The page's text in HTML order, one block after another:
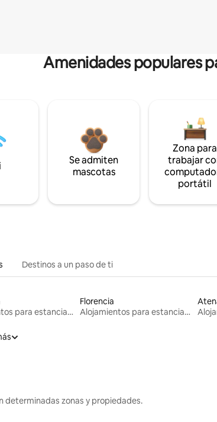
Amenidades populares
Se admiten
mascotas
Zona para
trabajar
portátil
Destinos a un paso de ti
Alojamientos para estancias largas
Florencia
Alojamientos para estancias largas
determinadas zonas y propiedades.